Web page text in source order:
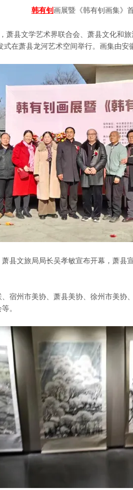
韩有钊画展暨《韩有钊画集》
县文学艺术界联合会、萧县文化和
式在萧县龙河艺术空间举行。画集由安
文旅局局长吴孝敏宣布开幕，萧县
州市美协、萧县美协、徐州市美协
。